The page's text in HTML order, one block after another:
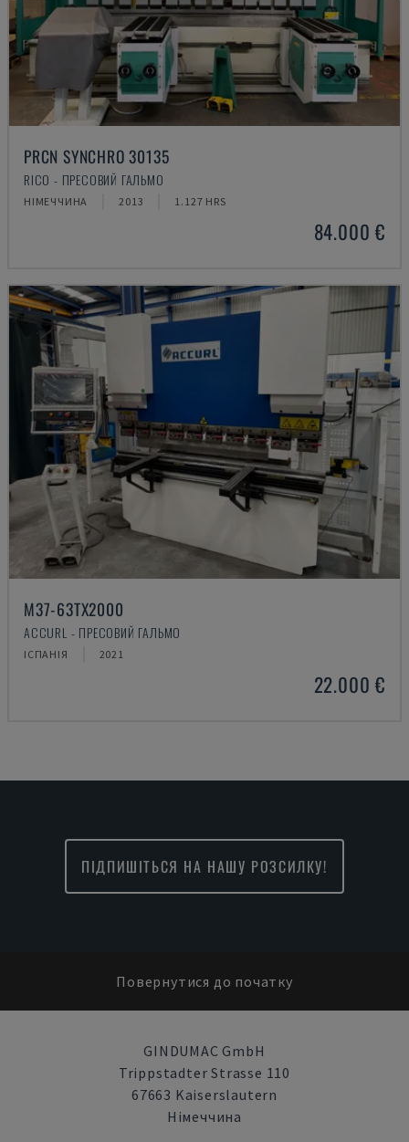
PRCN SYNCHRO 30135
RICO - ПРЕСОВИЙ ГАЛЬМО
НІМЕЧЧИНА 2013 1.127 HRS
84.000 €
M37-63TX2000
ACCURL - ПРЕСОВИЙ ГАЛЬМО
ІСПАНІЯ 2021
22.000 €
ПІДПИШІТЬСЯ НА НАШУ РОЗСИЛКУ!
Повернутися до початку
GINDUMAC GmbH
Trippstadter Strasse 110
67663 Kaiserslautern
Німеччина